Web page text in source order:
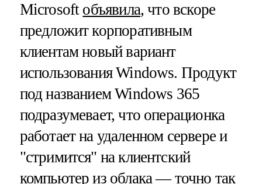
Microsoft объявила, что вскоре
предложит корпоративным
клиентам новый вариант
использования Windows. Продукт
под названием Windows 365
подразумевает, что операционка
работает на удаленном сервере и
"стримится" на клиентский
компьютер из облака — точно так